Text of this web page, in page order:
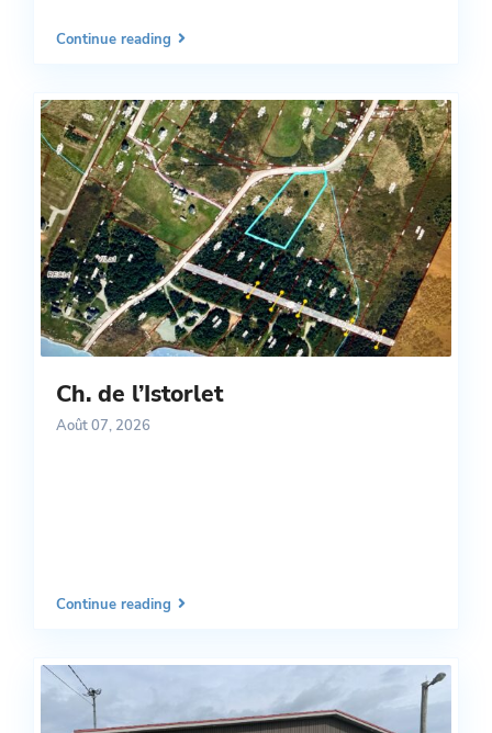
Continue reading
Ch. de l’Istorlet
Août 07, 2026
Continue reading